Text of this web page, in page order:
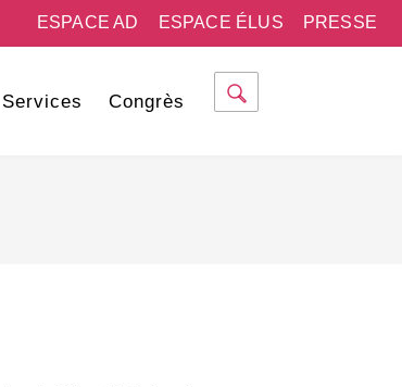
PRESSE
ESPACE ÉLUS
ESPACE AD
Services Congrès